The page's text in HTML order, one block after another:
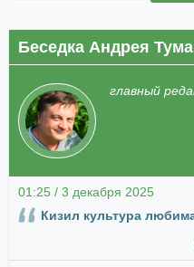
Беседка Андрея
главный
01:25 / 3 декабря 2025
Кизил культура